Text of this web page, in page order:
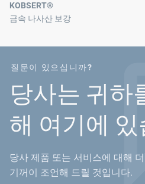
KOBSERT®
금속 나사산 보강
질문이 있으십니까?
당사는 귀하
해 여기에
당사 제품 또는 서비스에 대해
기꺼이 조언해 드릴 것입니다.